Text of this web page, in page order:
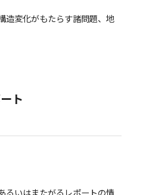
造変化がもたらす諸問題、地
ト